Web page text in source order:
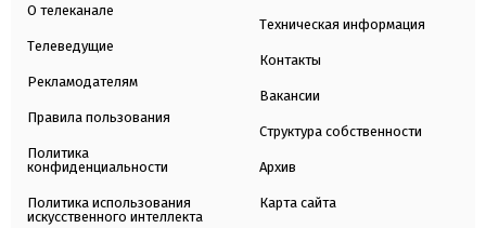
О телеканале
Телеведущие
Рекламодателям
Правила пользования
Политика
конфиденциальности
Политика использования
искусственного интеллекта
Техническая информация
Контакты
Вакансии
Структура собственности
Архив
Карта сайта